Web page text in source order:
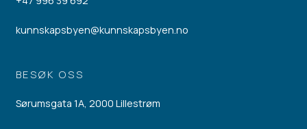
kunnskapsbyen@kunnskapsbyen.no
BESØK OSS
Sørumsgata 1A, 2000 Lillestrøm